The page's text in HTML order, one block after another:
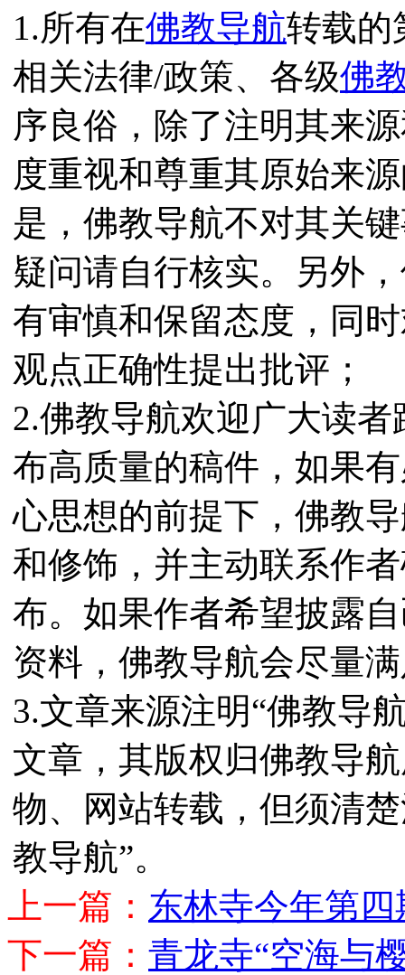
1.所有在佛教导航转载的
相关法律/政策、各级佛
序良俗，除了注明其来
度重视和尊重其原始来
是，佛教导航不对其关
疑问请自行核实。另外
有审慎和保留态度，同
观点正确性提出批评；
2.佛教导航欢迎广大读
布高质量的稿件，如果
心思想的前提下，佛教
和修饰，并主动联系作
布。如果作者希望披露
资料，佛教导航会尽量
3.文章来源注明“佛教导
文章，其版权归佛教导
物、网站转载，但须清
教导航”。
上一篇： 东林寺今年第
下一篇： 青龙寺“空海与